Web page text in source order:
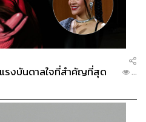
แรงบันดาลใจที่สำคัญที่สุด
...